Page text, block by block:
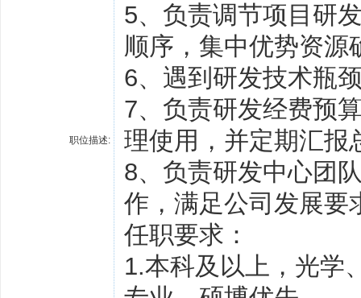
职位描述:
5、负责调节项目研
顺序，集中优势资源
6、遇到研发技术瓶
7、负责研发经费预
理使用，并定期汇报
8、负责研发中心团
作，满足公司发展要
任职要求：
1.本科及以上，光学